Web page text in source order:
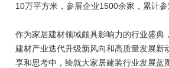
10万平方米，参展企业1500余家，累计参
作为家居建材领域颇具影响力的行业盛典
建材产业迭代升级新风向和高质量发展新
享和思考中，绘就大家居建装行业发展蓝